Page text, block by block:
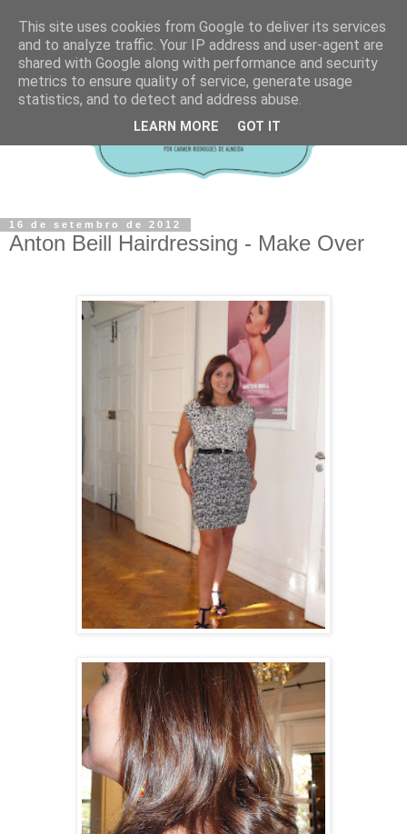
16 de setembro de 2012
Anton Beill Hairdressing - Make Over
This site uses cookies from Google to deliver its services
and to analyze traffic. Your IP address and user-agent are
shared with Google along with performance and security
metrics to ensure quality of service, generate usage
statistics, and to detect and address abuse.
LEARN MORE GOT IT